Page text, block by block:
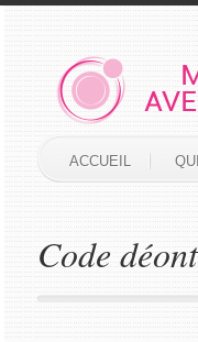
ACCUEIL
Code